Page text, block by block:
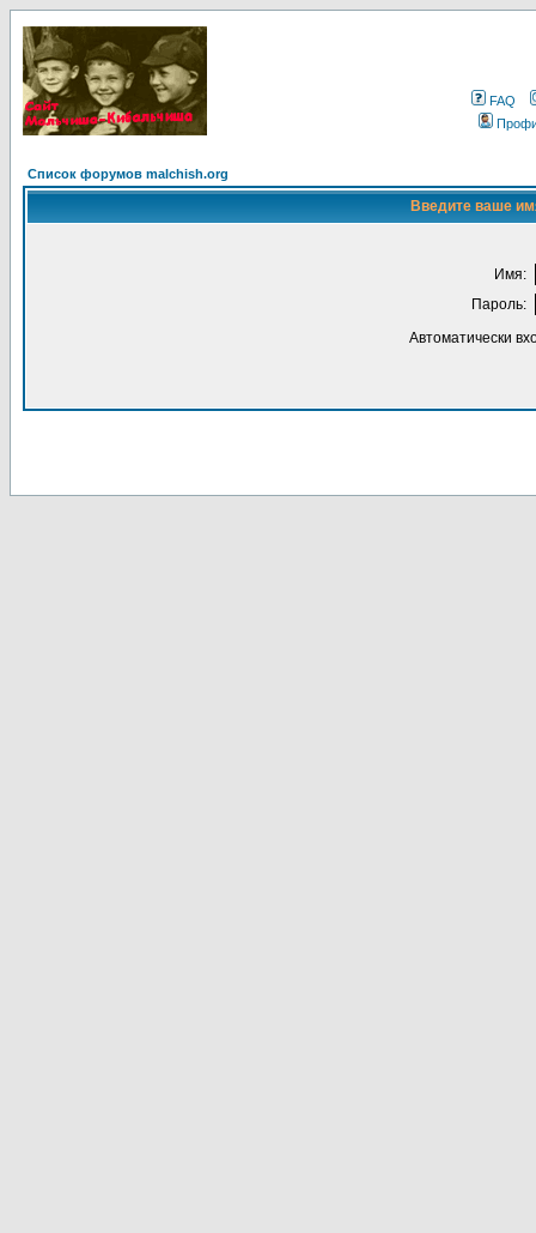
FAQ
Список форумов malchish.org
Введите ваше
Имя:
Пароль:
Автоматически